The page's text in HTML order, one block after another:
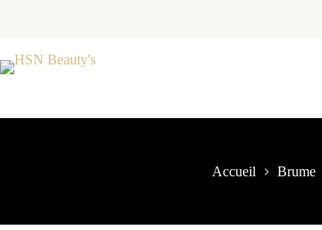
Accueil Brume